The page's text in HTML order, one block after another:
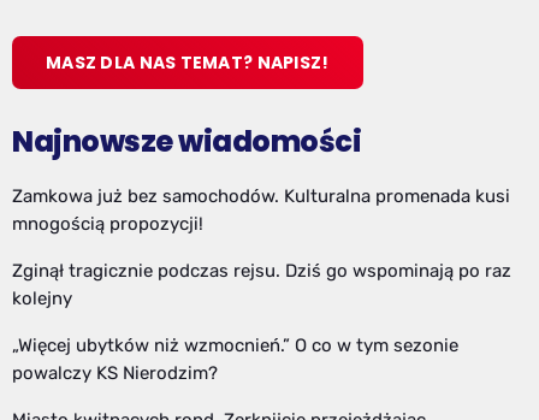
MASZ DLA NAS TEMAT? NAPISZ!
Najnowsze wiadomości
Zamkowa już bez samochodów. Kulturalna promenada kusi
mnogością propozycji!
Zginął tragicznie podczas rejsu. Dziś go wspominają po raz
kolejny
„Więcej ubytków niż wzmocnień.” O co w tym sezonie
powalczy KS Nierodzim?